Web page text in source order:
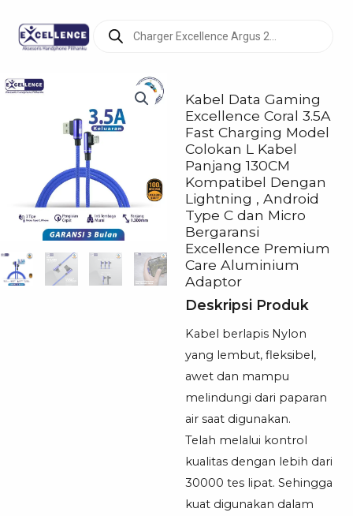
search
Kabel Data Gaming
Excellence Coral 3.5A
Fast Charging Model
Colokan L Kabel
Panjang 130CM
Kompatibel Dengan
Lightning , Android
Type C dan Micro
Bergaransi
Excellence Premium
Care Aluminium
Adaptor
Deskripsi Produk
Kabel berlapis Nylon
yang lembut, fleksibel,
awet dan mampu
melindungi dari paparan
air saat digunakan.
Telah melalui kontrol
kualitas dengan lebih dari
30000 tes lipat. Sehingga
kuat digunakan dalam